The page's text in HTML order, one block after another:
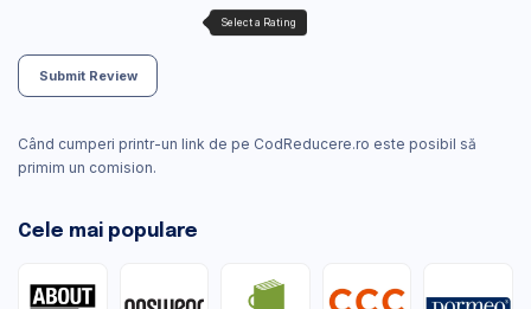
Submit Review
Când cumperi printr-un link de pe CodReducere.ro este posibil să
primim un comision.
Cele mai populare